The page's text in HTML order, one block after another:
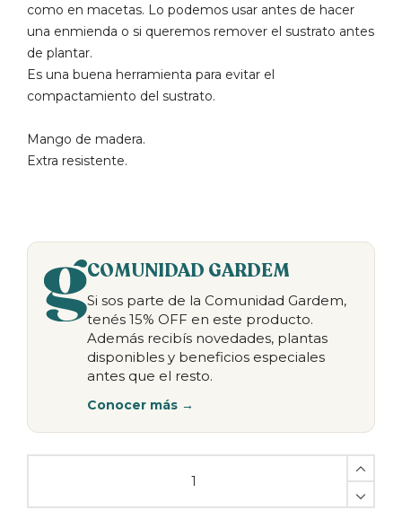
como en macetas. Lo podemos usar antes de hacer
una enmienda o si queremos remover el sustrato antes
de plantar.
Es una buena herramienta para evitar el
compactamiento del sustrato.
Mango de madera.
Extra resistente.
COMUNIDAD GARDEM
Si sos parte de la Comunidad Gardem,
tenés 15% OFF en este producto.
Además recibís novedades, plantas
disponibles y beneficios especiales
antes que el resto.
Conocer más →
mano